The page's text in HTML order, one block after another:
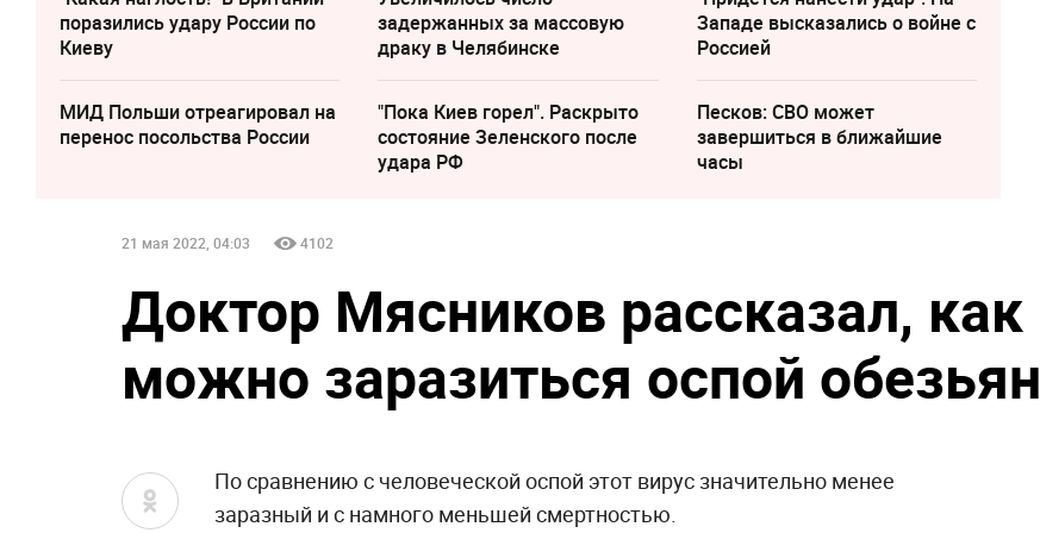
поразились удару России по
Киеву
задержанных за массовую
драку в Челябинске
Западе высказались о войне с
Россией
МИД Польши отреагировал на
перенос посольства России
"Пока Киев горел". Раскрыто
состояние Зеленского после
удара РФ
Песков: СВО может
завершиться в ближайшие
часы
21 мая 2022, 04:03 4102
Доктор Мясников рассказал, как
можно заразиться оспой обезьян
По сравнению с человеческой оспой этот вирус значительно менее
заразный и с намного меньшей смертностью.